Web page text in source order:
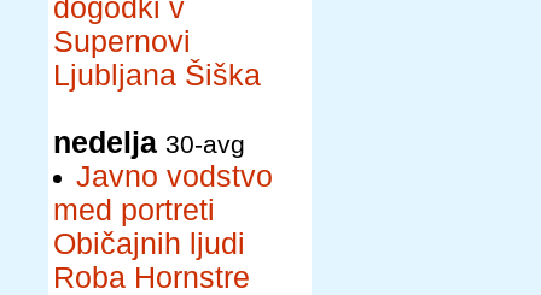
dogodki v
Supernovi
Ljubljana Šiška
nedelja 30-avg
Javno vodstvo
med portreti
Običajnih ljudi
Roba Hornstre